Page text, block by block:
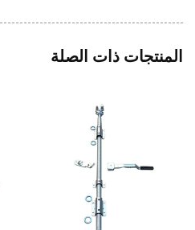
المنتجات ذات الصلة